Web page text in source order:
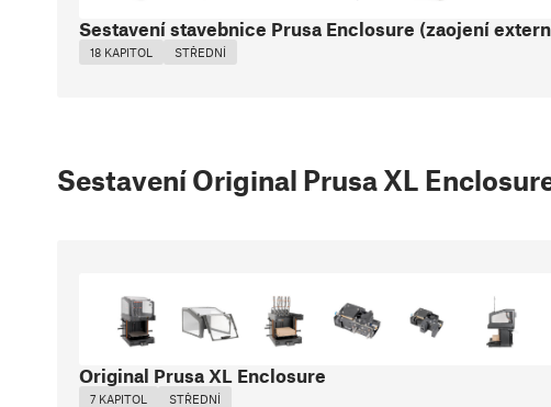
Sestavení stavebnice Prusa Enclosure (zaojení
18 KAPITOL STŘEDNÍ
Sestavení Original Prusa XL
Original Prusa XL Enclosure
7 KAPITOL STŘEDNÍ